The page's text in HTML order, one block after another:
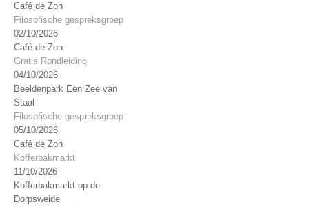
Café de Zon
Filosofische gespreksgroep
02/10/2026
Café de Zon
Gratis Rondleiding
04/10/2026
Beeldenpark Een Zee van
Staal
Filosofische gespreksgroep
05/10/2026
Café de Zon
Kofferbakmarkt
11/10/2026
Kofferbakmarkt op de
Dorpsweide